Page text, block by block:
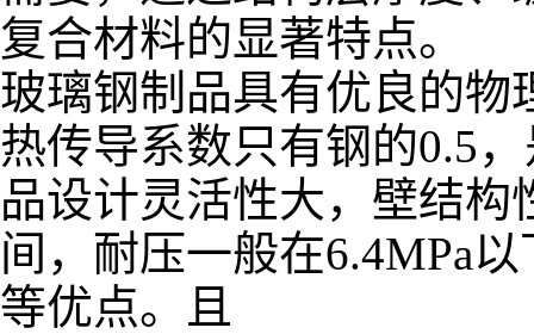
复合材料的显著特点。
玻璃钢制品具有优良的物
热传导系数只有钢的0.5
品设计灵活性大，壁结
间，耐压一般在6.4MPa
等优点。且